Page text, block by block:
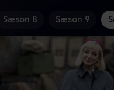
Sæson 8 Sæson 9